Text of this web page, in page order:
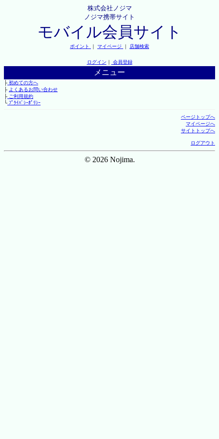
株式会社ノジマ
ノジマ携帯サイト
モバイル会員サイト
ポイント ｜ マイページ ｜ 店舗検索
ログイン ｜ 会員登録
メニュー
├初めての方へ
├ よくあるお問い合わせ
├ご利用規約
└ﾌﾟﾗｲﾊﾞｼｰﾎﾟﾘｼｰ
ページトップへ
マイページへ
サイトトップへ
ログアウト
© 2026 Nojima.